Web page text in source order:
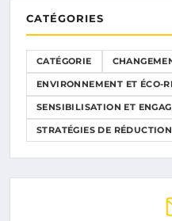
CATÉGORIES
CATÉGORIE
ENVIRONNEMENT ET ÉCO-
SENSIBILISATION ET
STRATÉGIES DE RÉDUCTION